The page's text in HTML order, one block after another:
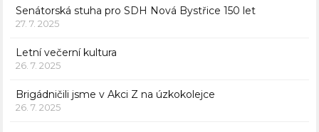
Senátorská stuha pro SDH Nová Bystřice 150 let
27. 7. 2025
Letní večerní kultura
26. 7. 2025
Brigádničili jsme v Akci Z na úzkokolejce
26. 7. 2025